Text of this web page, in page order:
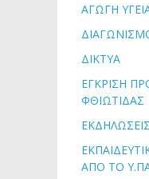
ΑΓΩΓΗ
ΔΙΚΤΥΑ
ΕΓΚΡΙΣΗ
ΦΘΙΩΤΙΔΑΣ
ΕΚΔΗΛΩΣΕΙΣ
ΑΠΟ ΤΟ